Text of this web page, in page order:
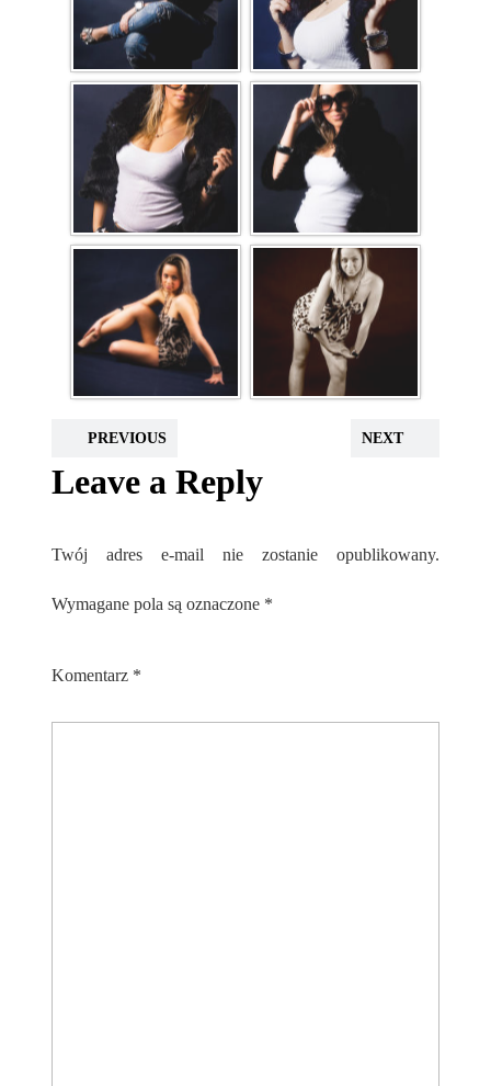
PREVIOUS NEXT
Leave a Reply
Twój adres e-mail nie zostanie opublikowany.
Wymagane pola są oznaczone *
Komentarz *